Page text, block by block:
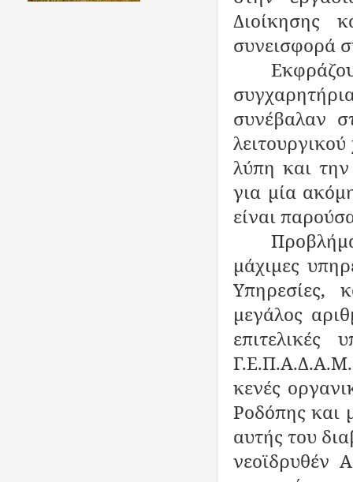
Διοίκησης
συνεισφορά
συνέβαλαν
λύπη και
για μία
είναι
μάχιμες
Υπηρεσίες,
μεγάλος
κενές
Ροδόπης και
αυτής του
νεοϊδρυθέν